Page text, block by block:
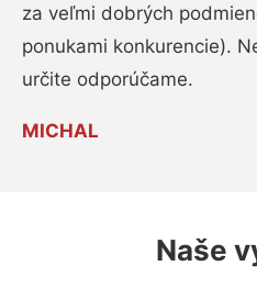
za veľmi dobrých
ponukami konkurencie).
určite odporúčame.
MICHAL
Naše